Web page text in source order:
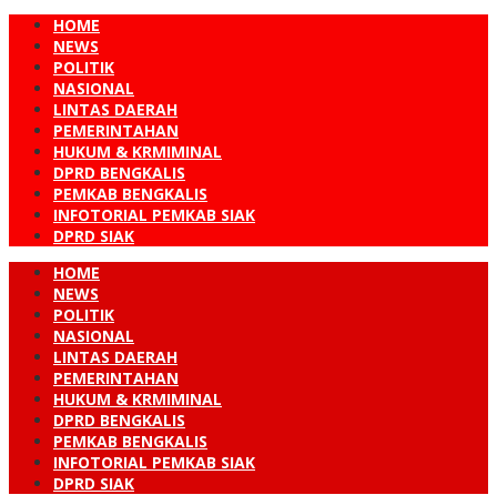
HOME
NEWS
POLITIK
NASIONAL
LINTAS DAERAH
PEMERINTAHAN
HUKUM & KRMIMINAL
DPRD BENGKALIS
PEMKAB BENGKALIS
INFOTORIAL PEMKAB SIAK
DPRD SIAK
HOME
NEWS
POLITIK
NASIONAL
LINTAS DAERAH
PEMERINTAHAN
HUKUM & KRMIMINAL
DPRD BENGKALIS
PEMKAB BENGKALIS
INFOTORIAL PEMKAB SIAK
DPRD SIAK